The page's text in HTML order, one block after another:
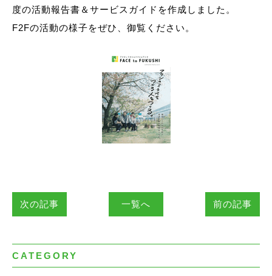
度の活動報告書＆サービスガイドを作成しました。
F2Fの活動の様子をぜひ、御覧ください。
一覧へ
次の記事 前の記事
CATEGORY